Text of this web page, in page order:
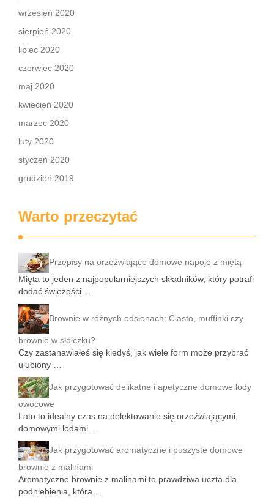
wrzesień 2020
sierpień 2020
lipiec 2020
czerwiec 2020
maj 2020
kwiecień 2020
marzec 2020
luty 2020
styczeń 2020
grudzień 2019
Warto przeczytać
Przepisy na orzeźwiające domowe napoje z miętą
Mięta to jeden z najpopularniejszych składników, który potrafi
dodać świeżości …
Brownie w różnych odsłonach: Ciasto, muffinki czy
brownie w słoiczku?
Czy zastanawiałeś się kiedyś, jak wiele form może przybrać
ulubiony …
Jak przygotować delikatne i apetyczne domowe lody
owocowe
Lato to idealny czas na delektowanie się orzeźwiającymi,
domowymi lodami …
Jak przygotować aromatyczne i puszyste domowe
brownie z malinami
Aromatyczne brownie z malinami to prawdziwa uczta dla
podniebienia, która …